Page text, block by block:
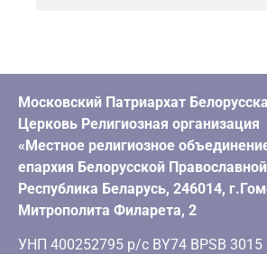
Московский Патриархат
Церковь Религиозная организация
«Местное религиозное
епархия Белорусской
Республика Беларусь, 246014,
Митрополита Филарета, 2
УНП 400252795 р/с BY74 BPSB 3015